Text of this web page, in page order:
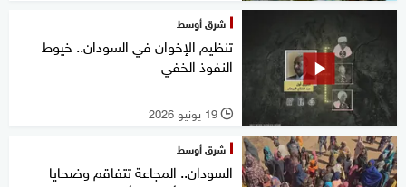
شرق أوسط
تنظيم الإخوان في السودان.. خيوط
النفوذ الخفي
l 19 يونيو 2026
شرق أوسط
السودان.. المجاعة تتفاقم وضحايا